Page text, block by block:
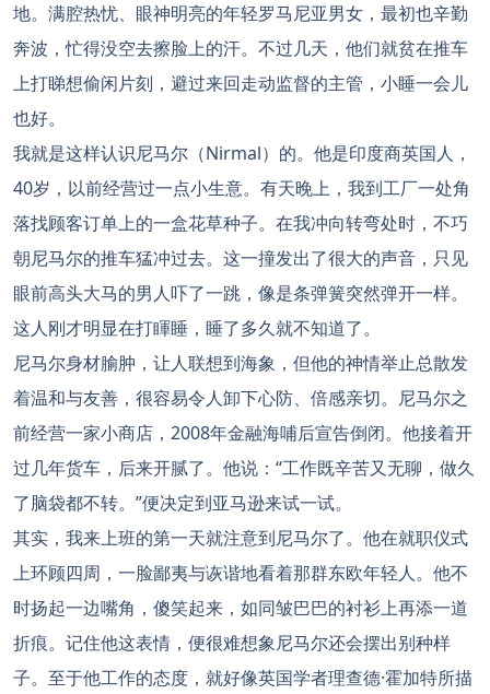
地。满腔热忧、眼神明亮的年轻罗马尼亚男女，最初也辛勤
奔波，忙得没空去擦脸上的汗。不过几天，他们就贫在推车
上打睇想偷闲片刻，避过来回走动监督的主管，小睡一会儿
也好。
我就是这样认识尼马尔（Nirmal）的。他是印度商英国人，
40岁，以前经营过一点小生意。有天晚上，我到工厂一处角
落找顾客订单上的一盒花草种子。在我冲向转弯处时，不巧
朝尼马尔的推车猛冲过去。这一撞发出了很大的声音，只见
眼前高头大马的男人吓了一跳，像是条弹簧突然弹开一样。
这人刚才明显在打睴睡，睡了多久就不知道了。
尼马尔身材腧肿，让人联想到海象，但他的神情举止总散发
着温和与友善，很容易令人卸下心防、倍感亲切。尼马尔之
前经营一家小商店，2008年金融海哺后宣告倒闭。他接着开
过几年货车，后来开腻了。他说：“工作既辛苦又无聊，做久
了脑袋都不转。”便决定到亚马逊来试一试。
其实，我来上班的第一天就注意到尼马尔了。他在就职仪式
上环顾四周，一脸鄙夷与诙谐地看着那群东欧年轻人。他不
时扬起一边嘴角，傻笑起来，如同皱巴巴的衬衫上再添一道
折痕。记住他这表情，便很难想象尼马尔还会摆出别种样
子。至于他工作的态度，就好像英国学者理查德·霍加特所描